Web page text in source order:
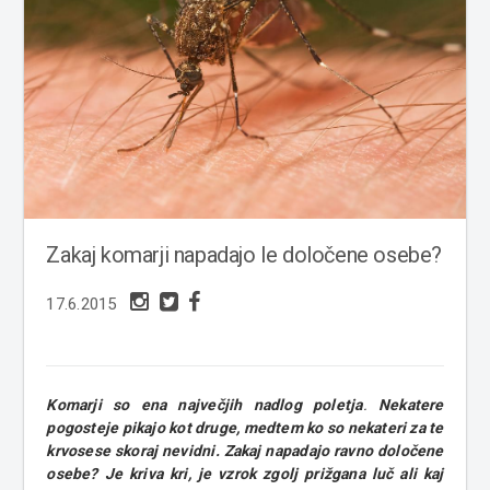
Zakaj komarji napadajo le določene osebe?
17.6.2015
Komarji so ena največjih nadlog poletja. Nekatere
pogosteje pikajo kot druge, medtem ko so nekateri za te
krvosese skoraj nevidni. Zakaj napadajo ravno določene
osebe? Je kriva kri, je vzrok zgolj prižgana luč ali kaj